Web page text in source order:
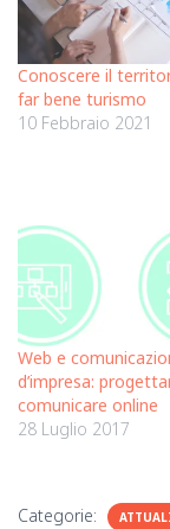
Conoscere il
far bene turismo
10 Febbraio 2021
Web e
d’impresa:
comunicare online
28 Luglio 2017
Categorie: